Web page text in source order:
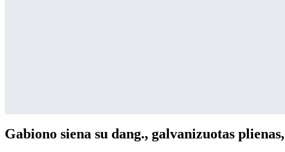
Gabiono siena su dang., galvanizuotas